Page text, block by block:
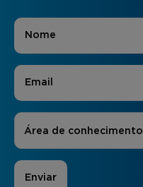
Nome
E-mail
Áreas de Interesse
Área de conhecimento